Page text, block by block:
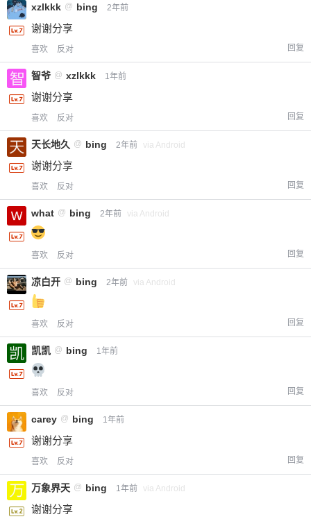
xzlkkk @ bing 2年前
谢谢分享
喜欢 反对 回复
智爷 @ xzlkkk 1年前
谢谢分享
喜欢 反对 回复
天长地久 @ bing 2年前 via Android
谢谢分享
喜欢 反对 回复
what @ bing 2年前 via Android
喜欢 反对 回复
凉白开 @ bing 2年前 via Android
喜欢 反对 回复
凯凯 @ bing 1年前
喜欢 反对 回复
carey @ bing 1年前
谢谢分享
喜欢 反对 回复
万象界天 @ bing 1年前 via Android
谢谢分享
您没有权限发布内容，请购买会员或者提升权
限。